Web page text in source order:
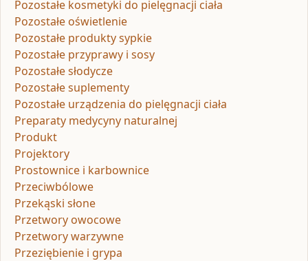
Pozostałe kosmetyki do pielęgnacji ciała
Pozostałe oświetlenie
Pozostałe produkty sypkie
Pozostałe przyprawy i sosy
Pozostałe słodycze
Pozostałe suplementy
Pozostałe urządzenia do pielęgnacji ciała
Preparaty medycyny naturalnej
Produkt
Projektory
Prostownice i karbownice
Przeciwbólowe
Przekąski słone
Przetwory owocowe
Przetwory warzywne
Przeziębienie i grypa